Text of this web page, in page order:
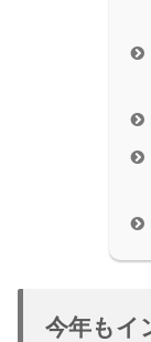
今年もイ